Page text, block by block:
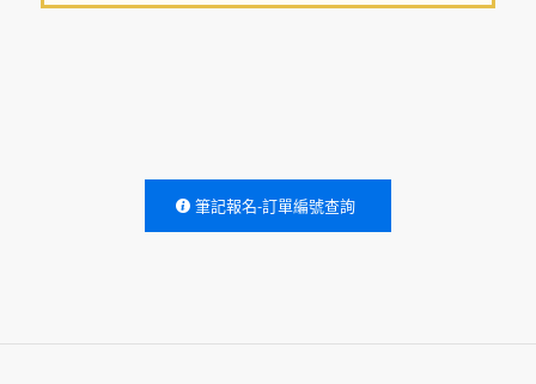
筆記報名-訂單編號查詢